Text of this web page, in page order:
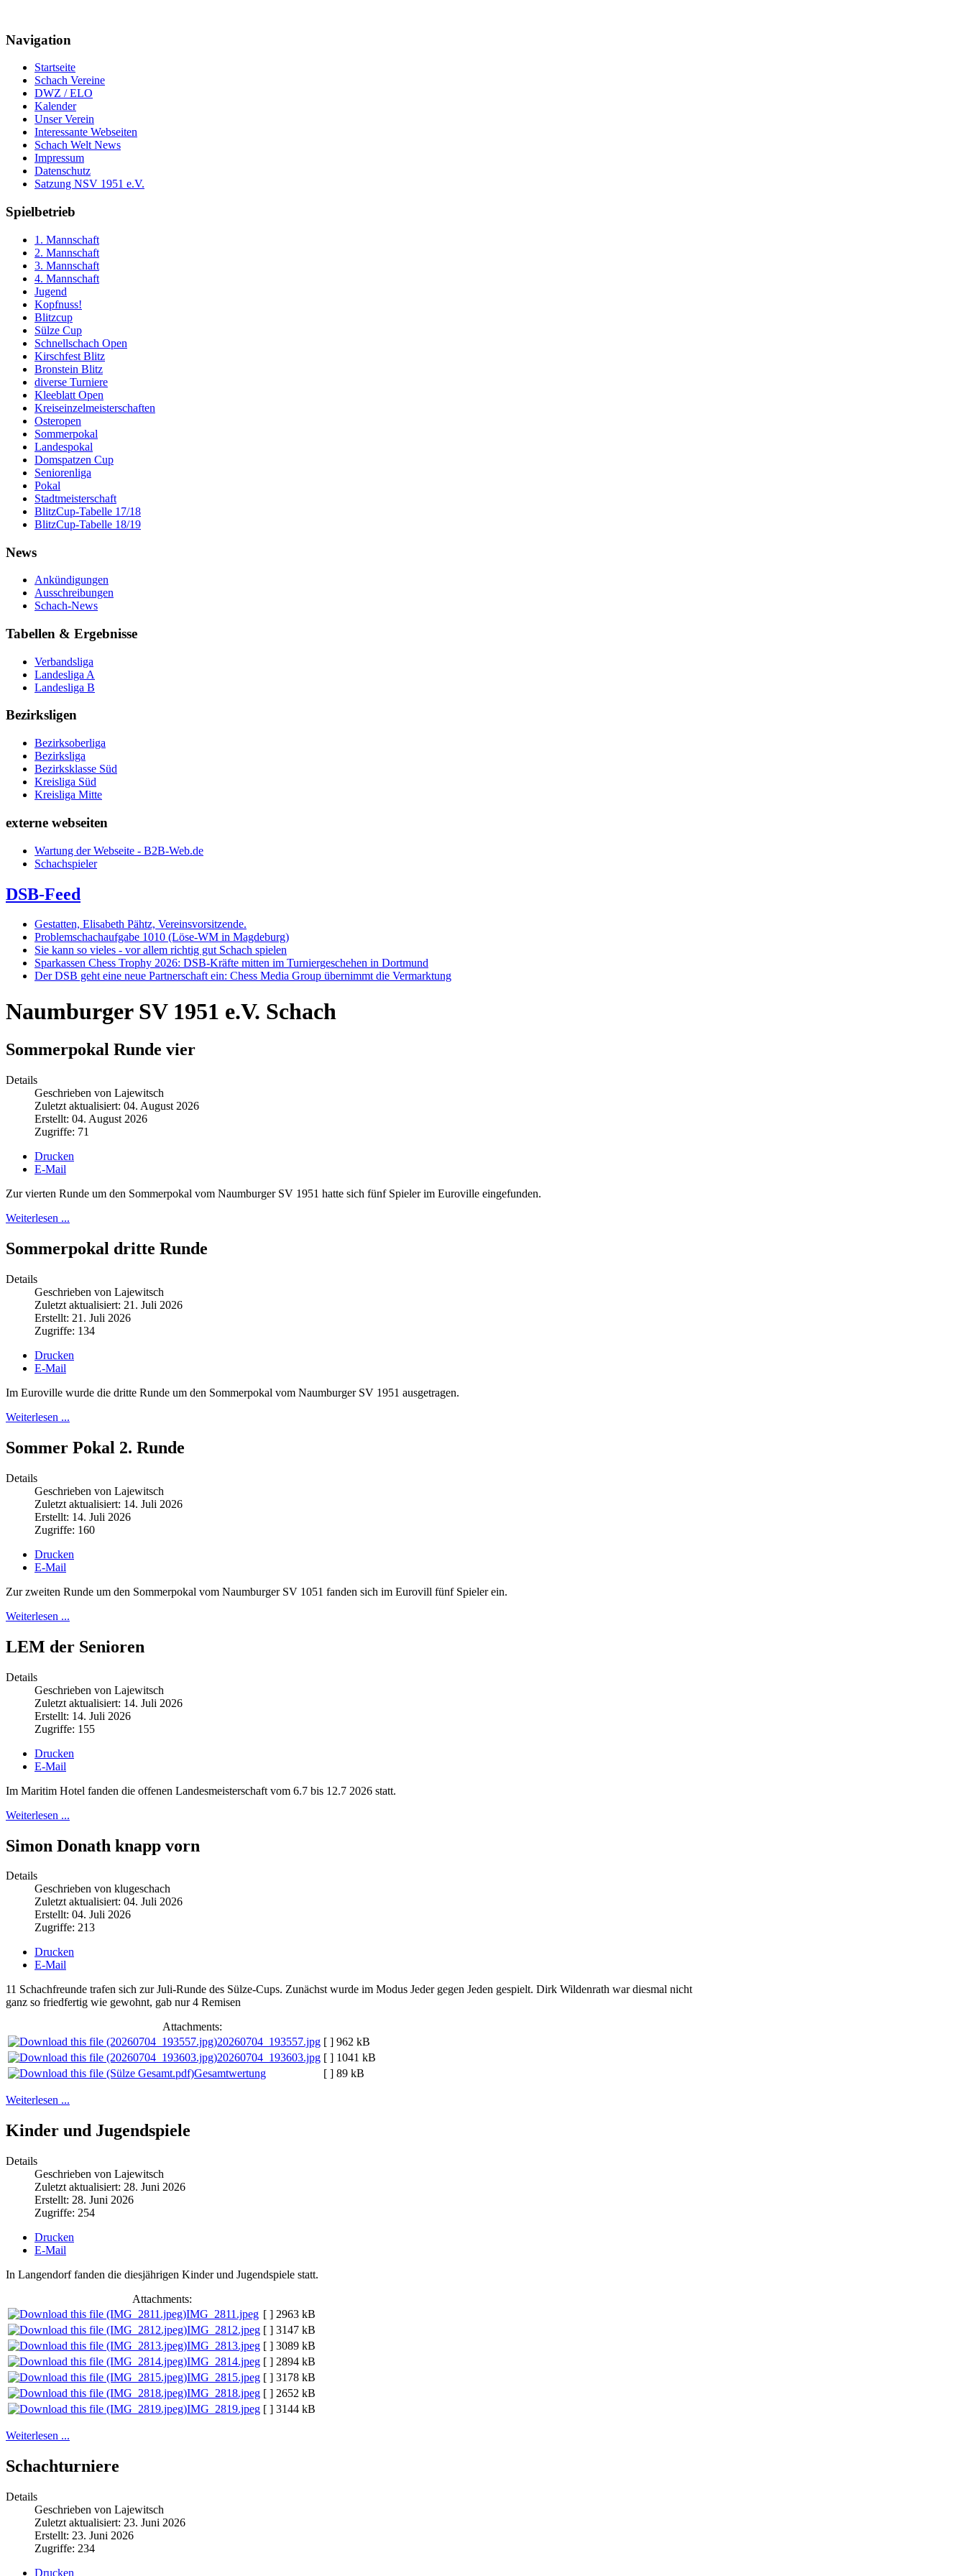
Navigation
Startseite
Schach Vereine
DWZ / ELO
Kalender
Unser Verein
Interessante Webseiten
Schach Welt News
Impressum
Datenschutz
Satzung NSV 1951 e.V.
Spielbetrieb
1. Mannschaft
2. Mannschaft
3. Mannschaft
4. Mannschaft
Jugend
Kopfnuss!
Blitzcup
Sülze Cup
Schnellschach Open
Kirschfest Blitz
Bronstein Blitz
diverse Turniere
Kleeblatt Open
Kreiseinzelmeisterschaften
Osteropen
Sommerpokal
Landespokal
Domspatzen Cup
Seniorenliga
Pokal
Stadtmeisterschaft
BlitzCup-Tabelle 17/18
BlitzCup-Tabelle 18/19
News
Ankündigungen
Ausschreibungen
Schach-News
Tabellen & Ergebnisse
Verbandsliga
Landesliga A
Landesliga B
Bezirksligen
Bezirksoberliga
Bezirksliga
Bezirksklasse Süd
Kreisliga Süd
Kreisliga Mitte
externe webseiten
Wartung der Webseite - B2B-Web.de
Schachspieler
DSB-Feed
Gestatten, Elisabeth Pähtz, Vereinsvorsitzende.
Problemschachaufgabe 1010 (Löse-WM in Magdeburg)
Sie kann so vieles - vor allem richtig gut Schach spielen
Sparkassen Chess Trophy 2026: DSB-Kräfte mitten im Turniergeschehen in Dortmund
Der DSB geht eine neue Partnerschaft ein: Chess Media Group übernimmt die Vermarktung
Naumburger SV 1951 e.V. Schach
Sommerpokal Runde vier
Details
Geschrieben von Lajewitsch
Zuletzt aktualisiert: 04. August 2026
Erstellt: 04. August 2026
Zugriffe: 71
Drucken
E-Mail
Zur vierten Runde um den Sommerpokal vom Naumburger SV 1951 hatte sich fünf Spieler im Euroville eingefunden.
Weiterlesen ...
Sommerpokal dritte Runde
Details
Geschrieben von Lajewitsch
Zuletzt aktualisiert: 21. Juli 2026
Erstellt: 21. Juli 2026
Zugriffe: 134
Drucken
E-Mail
Im Euroville wurde die dritte Runde um den Sommerpokal vom Naumburger SV 1951 ausgetragen.
Weiterlesen ...
Sommer Pokal 2. Runde
Details
Geschrieben von Lajewitsch
Zuletzt aktualisiert: 14. Juli 2026
Erstellt: 14. Juli 2026
Zugriffe: 160
Drucken
E-Mail
Zur zweiten Runde um den Sommerpokal vom Naumburger SV 1051 fanden sich im Eurovill fünf Spieler ein.
Weiterlesen ...
LEM der Senioren
Details
Geschrieben von Lajewitsch
Zuletzt aktualisiert: 14. Juli 2026
Erstellt: 14. Juli 2026
Zugriffe: 155
Drucken
E-Mail
Im Maritim Hotel fanden die offenen Landesmeisterschaft vom 6.7 bis 12.7 2026 statt.
Weiterlesen ...
Simon Donath knapp vorn
Details
Geschrieben von klugeschach
Zuletzt aktualisiert: 04. Juli 2026
Erstellt: 04. Juli 2026
Zugriffe: 213
Drucken
E-Mail
11 Schachfreunde trafen sich zur Juli-Runde des Sülze-Cups. Zunächst wurde im Modus Jeder gegen Jeden gespielt. Dirk Wildenrath war diesmal nicht
ganz so friedfertig wie gewohnt, gab nur 4 Remisen
Attachments:
20260704_193557.jpg [ ] 962 kB
20260704_193603.jpg [ ] 1041 kB
Gesamtwertung
[ ] 89 kB
Weiterlesen ...
Kinder und Jugendspiele
Details
Geschrieben von Lajewitsch
Zuletzt aktualisiert: 28. Juni 2026
Erstellt: 28. Juni 2026
Zugriffe: 254
Drucken
E-Mail
In Langendorf fanden die diesjährigen Kinder und Jugendspiele statt.
Attachments:
IMG_2811.jpeg [ ] 2963 kB
IMG_2812.jpeg [ ] 3147 kB
IMG_2813.jpeg [ ] 3089 kB
IMG_2814.jpeg [ ] 2894 kB
IMG_2815.jpeg [ ] 3178 kB
IMG_2818.jpeg [ ] 2652 kB
IMG_2819.jpeg [ ] 3144 kB
Weiterlesen ...
Schachturniere
Details
Geschrieben von Lajewitsch
Zuletzt aktualisiert: 23. Juni 2026
Erstellt: 23. Juni 2026
Zugriffe: 234
Drucken